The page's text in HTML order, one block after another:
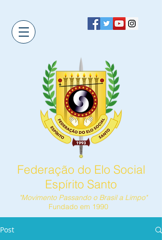
Federação do Elo Social
Espírito Santo
"Movimento Passando o Brasil a Limpo"
Fundado em 1990
Post